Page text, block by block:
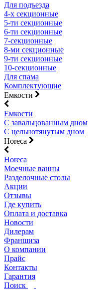
Для подъезда
4-х секционные
5-ти секционные
6-ти секционные
7-секционные
8-ми секционные
9-ти секционные
10-секционные
Для спама
Комплектующие
Емкости
Емкости
С завальцованным дном
С цельнотянутым дном
Horeca
Horeca
Моечные ванны
Разделочные столы
Акции
Отзывы
Где купить
Оплата и доставка
Новости
Дилерам
Франшиза
О компании
Прайс
Контакты
Гарантия
Поиск